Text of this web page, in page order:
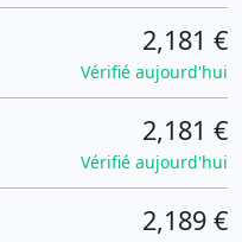
2,181 €
Vérifié aujourd'hui
2,181 €
Vérifié aujourd'hui
2,189 €